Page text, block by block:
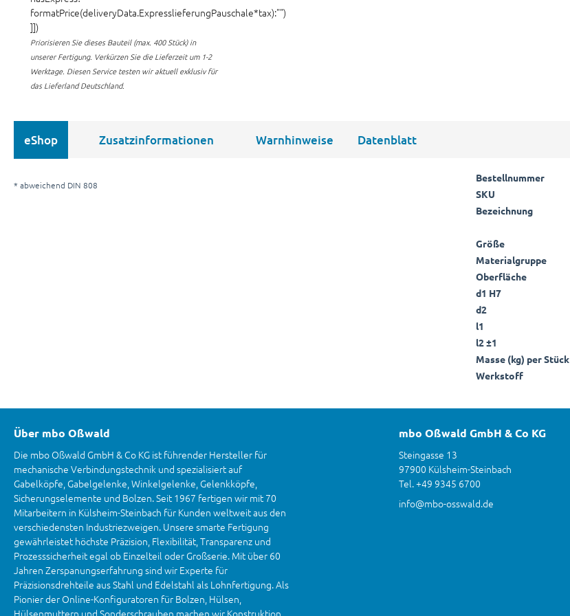
formatPrice(deliveryData.ExpresslieferungPauschale*tax):"")
]])
Priorisieren Sie dieses Bauteil (max. 400 Stück) in
unserer Fertigung. Verkürzen Sie die Lieferzeit um 1-2
Werktage. Diesen Service testen wir aktuell exklusiv für
das Lieferland Deutschland.
eShop Zusatzinformationen Warnhinweise Datenblatt
* abweichend DIN 808
Bestellnummer
SKU
Bezeichnung
Größe
Materialgruppe
Oberfläche
d1 H7
d2
l1
l2 ±1
Masse (kg) per Stück
Werkstoff
Über mbo Oßwald
Die mbo Oßwald GmbH & Co KG ist führender Hersteller für
mechanische Verbindungstechnik und spezialisiert auf
Gabelköpfe, Gabelgelenke, Winkelgelenke, Gelenkköpfe,
Sicherungselemente und Bolzen. Seit 1967 fertigen wir mit 70
Mitarbeitern in Külsheim-Steinbach für Kunden weltweit aus den
verschiedensten Industriezweigen. Unsere smarte Fertigung
gewährleistet höchste Präzision, Flexibilität, Transparenz und
Prozesssicherheit egal ob Einzelteil oder Großserie. Mit über 60
Jahren Zerspanungserfahrung sind wir Experte für
Präzisionsdrehteile aus Stahl und Edelstahl als Lohnfertigung. Als
Pionier der Online-Konfiguratoren für Bolzen, Hülsen,
mbo Oßwald GmbH & Co KG
Steingasse 13
97900 Külsheim-Steinbach
Tel. +49 9345 6700
info@mbo-osswald.de